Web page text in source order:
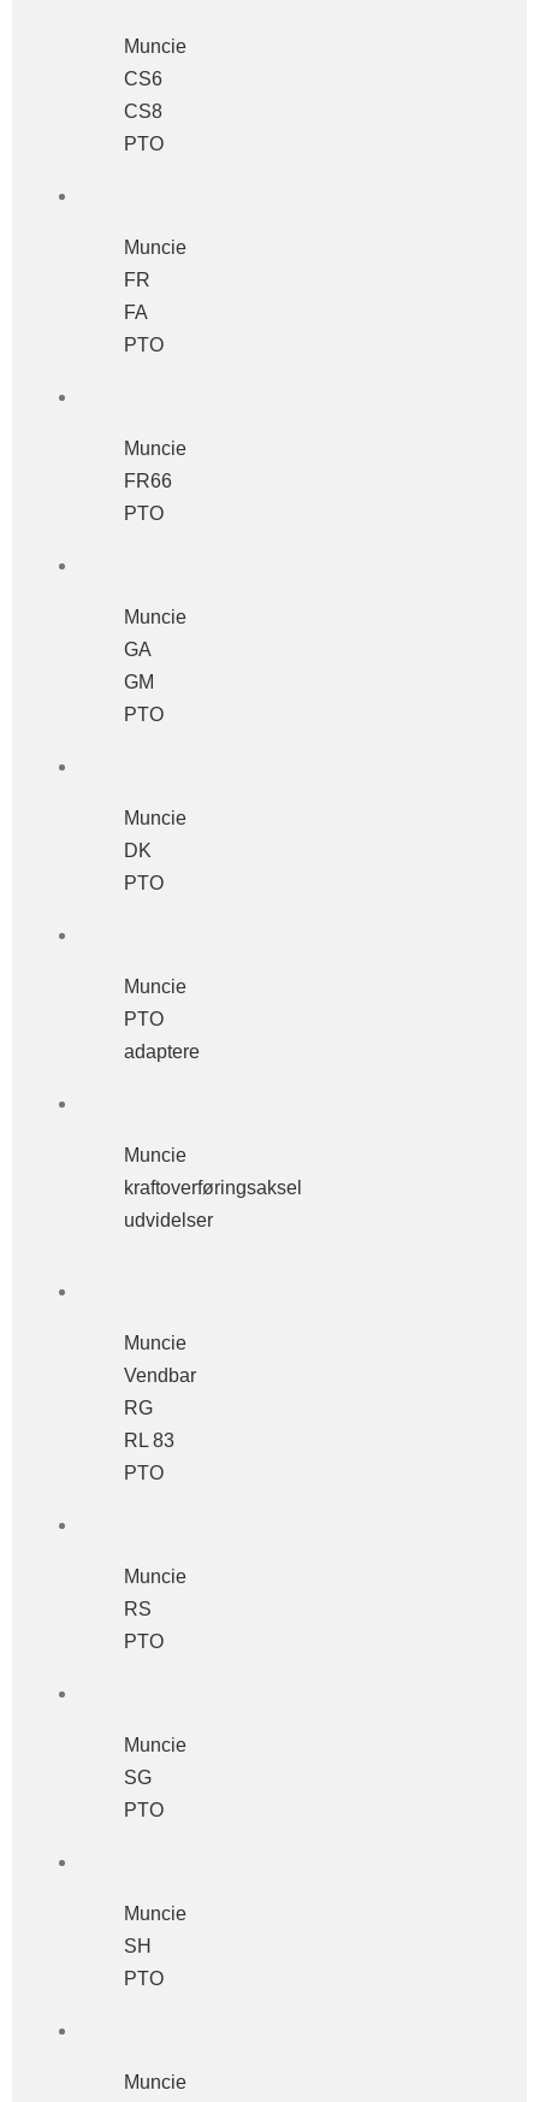
Muncie
CS6
CS8
PTO
Muncie
FR
FA
PTO
Muncie
FR66
PTO
Muncie
GA
GM
PTO
Muncie
DK
PTO
Muncie
PTO
adaptere
Muncie
kraftoverføringsaksel
udvidelser
Muncie
Vendbar
RG
RL 83
PTO
Muncie
RS
PTO
Muncie
SG
PTO
Muncie
SH
PTO
Muncie